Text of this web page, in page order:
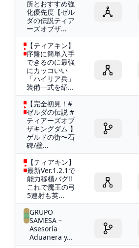
所とおすすめ強
化優先度【ゼル
ダの伝説ティア
ーズオブザ...
【ティアキン】
序盤に簡単入手
できるのに最強
にカッコいい
「ハイリア兵」
装備一式を紹...
【完全初見！#
ゼルダの伝説 #
ティアーズオブ
ザキングダム 】
ゲルドの街〜石
碑/壁...
【ティアキン】
最新Ver.1.2.1で
能力移植バグ!!
これで魔王の弓
5連射も英...
GRUPO
SAMESA –
Asesoría
Aduanera y...